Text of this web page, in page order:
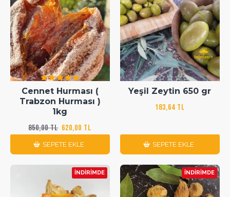
Cennet Hurması (
Trabzon Hurması )
1kg
620,00 TL
850,00 TL
SEPETE EKLE
Yeşil Zeytin 650 gr
183,64 TL
SEPETE EKLE
İNDIRIMDE İNDIRIMDE